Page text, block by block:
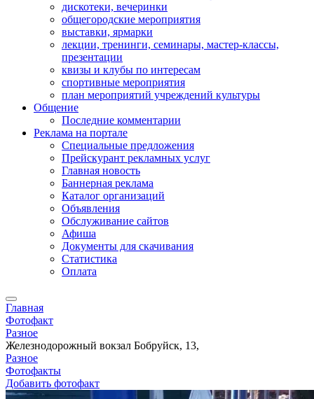
дискотеки, вечеринки
общегородские мероприятия
выставки, ярмарки
лекции, тренинги, семинары, мастер-классы,
презентации
квизы и клубы по интересам
спортивные мероприятия
план мероприятий учреждений культуры
Общение
Последние комментарии
Реклама на портале
Специальные предложения
Прейскурант рекламных услуг
Главная новость
Баннерная реклама
Каталог организаций
Объявления
Обслуживание сайтов
Афиша
Документы для скачивания
Статистика
Оплата
Главная
Фотофакт
Разное
Железнодорожный вокзал Бобруйск, 13,
Разное
Фотофакты
Добавить фотофакт